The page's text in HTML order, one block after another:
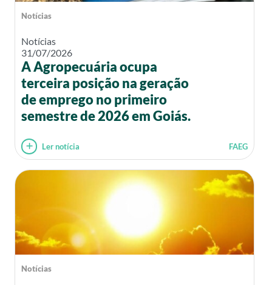
Notícias
Notícias
31/07/2026
A Agropecuária ocupa
terceira posição na geração
de emprego no primeiro
semestre de 2026 em Goiás.
Ler notícia FAEG
Notícias